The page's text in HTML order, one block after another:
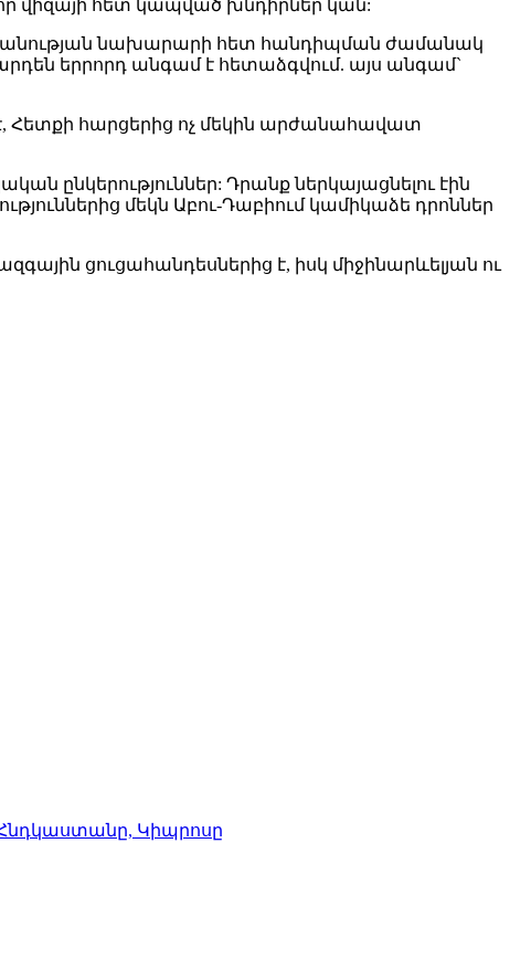
վիզայի հետ կապված խնդիրներ կան:
նախարարի հետ հանդիպման ժամանակ
արդեն երրորդ անգամ է հետաձգվում. այս անգամ`
Հետքի հարցերից ոչ մեկին արժանահավատ
ընկերություններ: Դրանք ներկայացնելու էին
մեկն Աբու-Դաբիում կամիկաձե դրոններ
ցուցահանդեսներից է, իսկ միջինարևելյան ու
Հնդկաստանը, Կիպրոսը